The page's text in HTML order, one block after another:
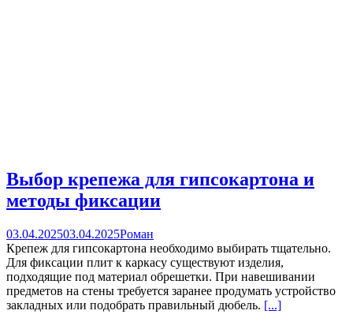
Выбор крепежа для гипсокартона и
методы фиксации
03.04.202503.04.2025Роман
Крепеж для гипсокартона необходимо выбирать тщательно.
Для фиксации плит к каркасу существуют изделия,
подходящие под материал обрешетки. При навешивании
предметов на стены требуется заранее продумать устройство
закладных или подобрать правильный дюбель. [...]